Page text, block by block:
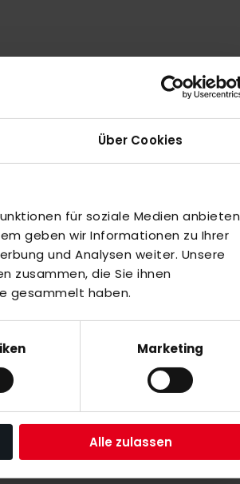
Über Cookies
für soziale Medien anbieten
geben wir Informationen zu Ihrer
und Analysen weiter. Unsere
zusammen, die Sie ihnen
gesammelt haben.
Marketing
Alle zulassen